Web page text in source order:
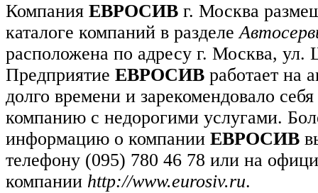
Компания ЕВРОСИВ г. Москва
каталоге компаний в разделе
расположена по адресу г. Москва, ул.
Предприятие ЕВРОСИВ работает на
долго времени и зарекомендовало
компанию с недорогими услугами.
информацию о компании ЕВРОСИВ
телефону (095) 780 46 78 или на
компании http://www.eurosiv.ru.